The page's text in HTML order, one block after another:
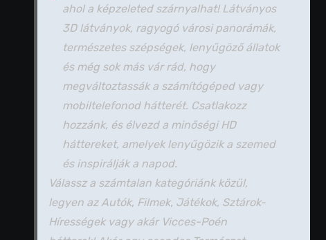
ahol a képzeleted szárnyalhat! Látványos
3D látványok, ragyogó városi panorámák,
természetes szépségek, lenyűgöző állatok
és még sok más vár rád, hogy
megváltoztassák a számítógéped vagy
mobiltelefonod hátterét. Csatlakozz
hozzánk, és élvezd a minőségi HD
háttereket, amelyek lenyűgözik a szemed
és inspirálják a napod.
Válassz a számtalan kategóriánk közül,
legyen az Autók, Filmek, Játékok, Sztárok-
Hírességek vagy akár Vicces-Poén